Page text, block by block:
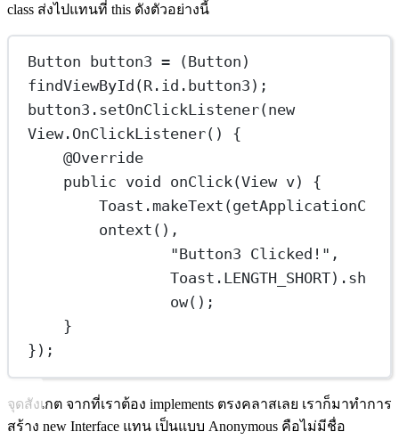
class ส่งไปแทนที่ this ดังตัวอย่างนี้
Button button3 =
findViewById (R.id.button3);
button3. setOnClickListener(new
View. OnClickListener() {
@Override
public void onClick(View v) {
Toast. makeText (getApplicationC
ontext (),
"Button3 Clicked!" ,
Toast.LENGTH_SHORT). sh
ow();
}
});
จุดสังเกต จากที่เราต้อง implements ตรงคลาสเลย เราก็มาทำการ
สร้าง new Interface แทน เป็นแบบ Anonymous คือไม่มีชื่อ